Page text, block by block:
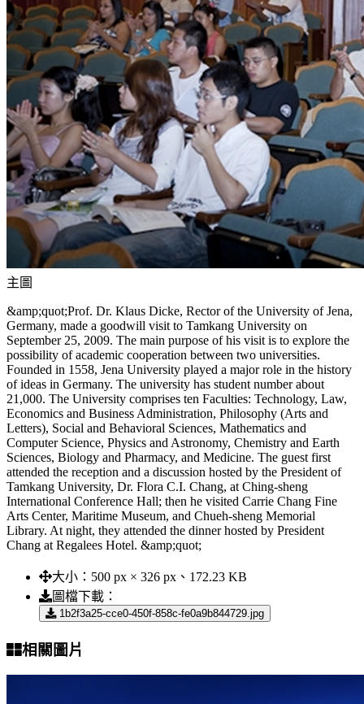
主圖
&amp;quot;Prof. Dr. Klaus Dicke, Rector of the University of Jena,
Germany, made a goodwill visit to Tamkang University on
September 25, 2009. The main purpose of his visit is to explore the
possibility of academic cooperation between two universities.
Founded in 1558, Jena University played a major role in the history
of ideas in Germany. The university has student number about
21,000. The University comprises ten Faculties: Technology, Law,
Economics and Business Administration, Philosophy (Arts and
Letters), Social and Behavioral Sciences, Mathematics and
Computer Science, Physics and Astronomy, Chemistry and Earth
Sciences, Biology and Pharmacy, and Medicine. The guest first
attended the reception and a discussion hosted by the President of
Tamkang University, Dr. Flora C.I. Chang, at Ching-sheng
International Conference Hall; then he visited Carrie Chang Fine
Arts Center, Maritime Museum, and Chueh-sheng Memorial
Library. At night, they attended the dinner hosted by President
Chang at Regalees Hotel. &amp;quot;
大小： 500 px × 326 px、172.23 KB
圖檔下載：
1b2f3a25-cce0-450f-858c-fe0a9b844729.jpg
相關圖片